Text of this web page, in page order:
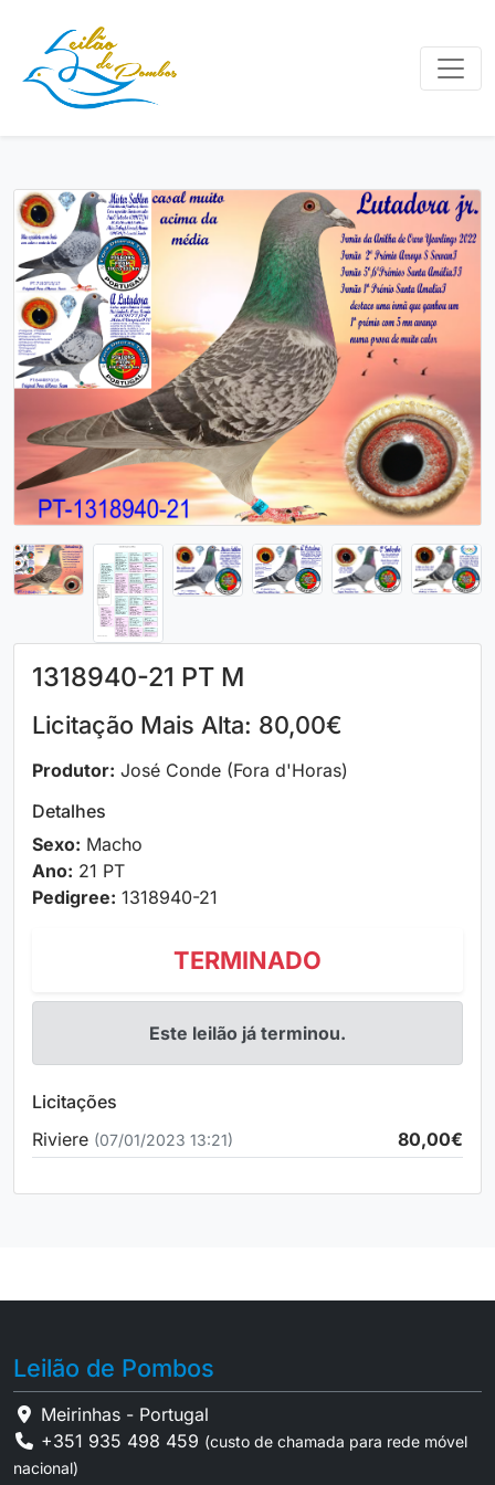
1318940-21 PT M
Licitação Mais Alta: 80,00€
Produtor: José Conde (Fora d'Horas)
Detalhes
Sexo: Macho
Ano: 21 PT
Pedigree: 1318940-21
TERMINADO
Este leilão já terminou.
Licitações
Riviere (07/01/2023 13:21) 80,00€
Leilão de Pombos
Meirinhas - Portugal
+351 935 498 459 (custo de chamada para rede móvel
nacional)